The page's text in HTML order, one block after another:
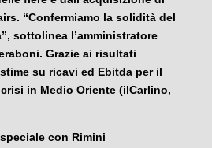
“Confermiamo la solidità del
sottolinea l’amministratore
Grazie ai risultati
su ricavi ed Ebitda per il
in Medio Oriente (ilCarlino,
con Rimini